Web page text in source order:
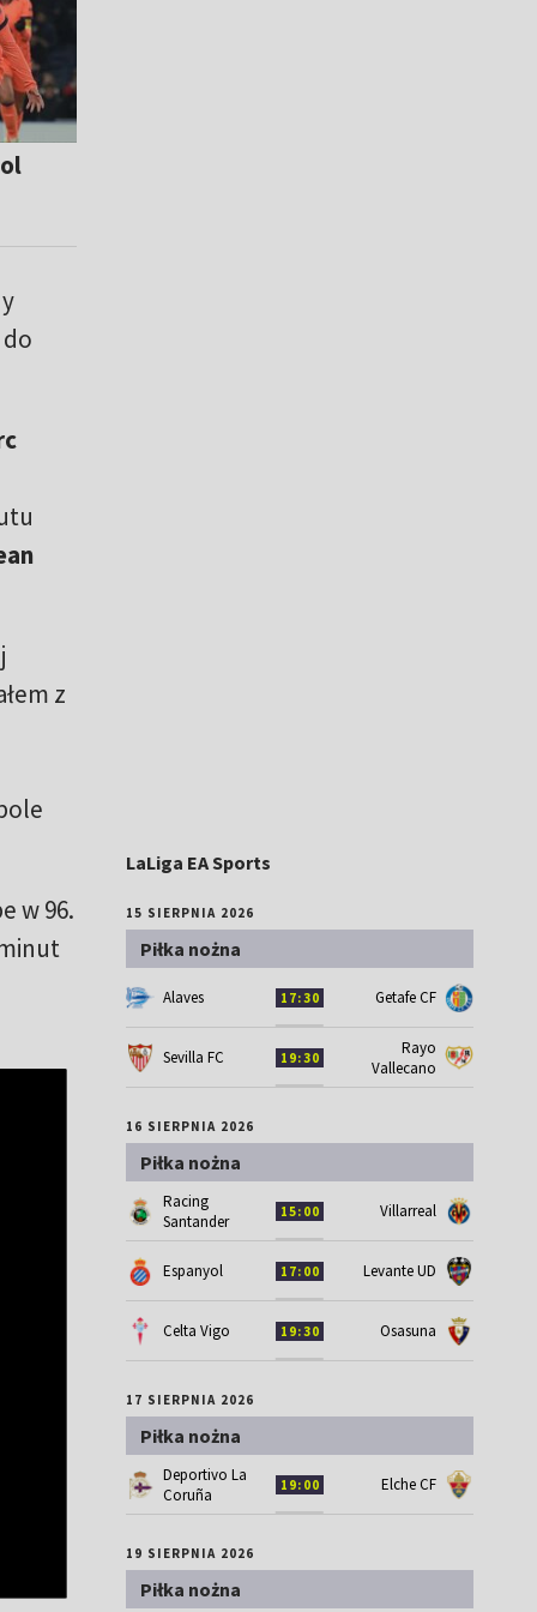
z
w 96.
LaLiga EA Sports
15 SIERPNIA 2026
Piłka nożna
Alaves 17:30 Getafe CF
Sevilla FC 19:30
Rayo
Vallecano
16 SIERPNIA 2026
Piłka nożna
Racing
Santander
15:00 Villarreal
Espanyol 17:00 Levante UD
Celta Vigo 19:30 Osasuna
17 SIERPNIA 2026
Piłka nożna
Deportivo La
Coruña
19:00 Elche CF
19 SIERPNIA 2026
Piłka nożna